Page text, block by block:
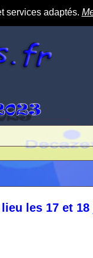
services adaptés.
les 17 et